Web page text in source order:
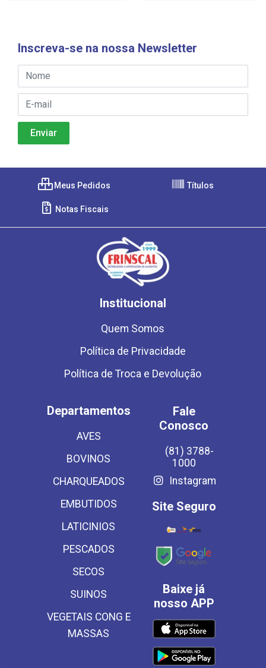
Inscreva-se na nossa Newsletter
Meus Pedidos Títulos
Notas Fiscais
Institucional
Quem Somos
Política de Privacidade
Política de Troca e Devolução
Departamentos
AVES
BOVINOS
CHARQUEADOS
EMBUTIDOS
LATICINIOS
PESCADOS
SECOS
SUINOS
VEGETAIS CONG E
MASSAS
Fale
Conosco
(81) 3788-
1000
Instagram
Site Seguro
Baixe já
nosso APP